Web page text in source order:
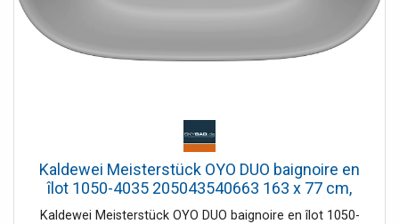
Kaldewei Meisterstück OYO DUO baignoire en
îlot 1050-4035 205043540663 163 x 77 cm,
sans trop-plein, gris froid 30
Kaldewei Meisterstück OYO DUO baignoire en îlot 1050-